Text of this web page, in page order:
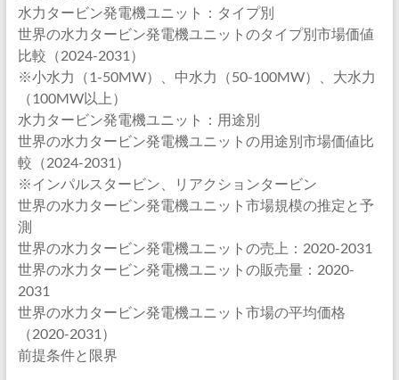
水力タービン発電機ユニット：タイプ別
世界の水力タービン発電機ユニットのタイプ別市場価値
比較（2024-2031）
※小水力（1-50MW）、中水力（50-100MW）、大水力
（100MW以上）
水力タービン発電機ユニット：用途別
世界の水力タービン発電機ユニットの用途別市場価値比
較（2024-2031）
※インパルスタービン、リアクションタービン
世界の水力タービン発電機ユニット市場規模の推定と予
測
世界の水力タービン発電機ユニットの売上：2020-2031
世界の水力タービン発電機ユニットの販売量：2020-
2031
世界の水力タービン発電機ユニット市場の平均価格
（2020-2031）
前提条件と限界